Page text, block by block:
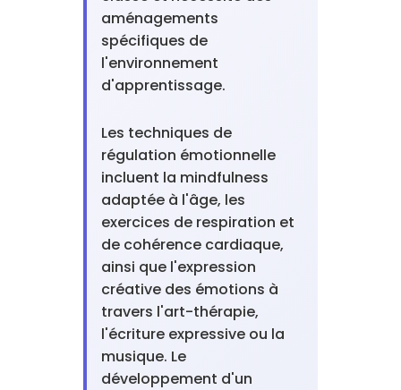
aménagements
spécifiques de
l'environnement
d'apprentissage.
Les techniques de
régulation émotionnelle
incluent la mindfulness
adaptée à l'âge, les
exercices de respiration et
de cohérence cardiaque,
ainsi que l'expression
créative des émotions à
travers l'art-thérapie,
l'écriture expressive ou la
musique. Le
développement d'un